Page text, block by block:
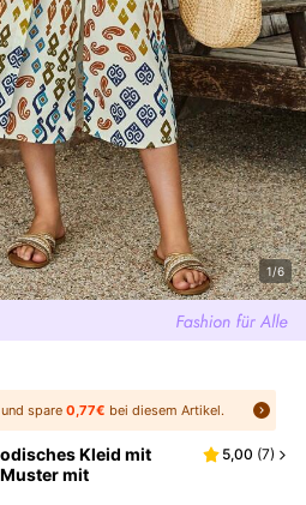
1/6
spare 0,77€ bei diesem Artikel.
Kleid mit
mit
5,00 (7)